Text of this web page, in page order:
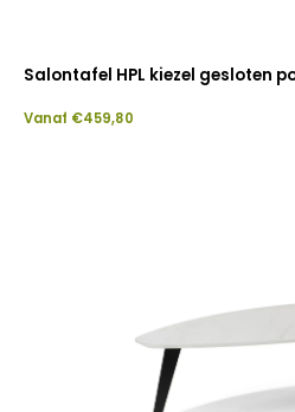
Salontafel HPL kiezel gesloten
Vanaf €459,80